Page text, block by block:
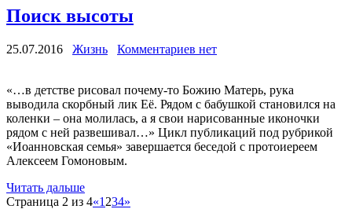
Поиск высоты
25.07.2016 Жизнь Комментариев нет
«…в детстве рисовал почему-то Божию Матерь, рука
выводила скорбный лик Её. Рядом с бабушкой становился на
коленки – она молилась, а я свои нарисованные иконочки
рядом с ней развешивал…» Цикл публикаций под рубрикой
«Иоанновская семья» завершается беседой с протоиереем
Алексеем Гомоновым.
Читать дальше
Страница 2 из 4«1 234»